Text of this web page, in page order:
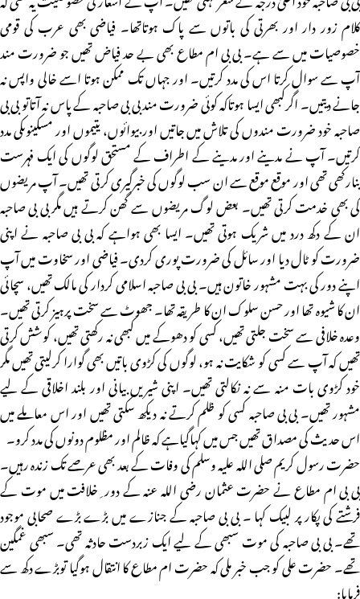
کلام زور دار اور بھرتی کی باتوں سے پاک ہوتاتھا۔ فیاضی بھی عرب کی قومی
خصوصیات میں سے ہے۔ بی بی ام مطاع بھی بے حد فیاض تھیں جو ضرورت مند
آپ سے سوال کرتا اس کی مدد کرتیں۔ اور جہاں تک ممکن ہوتا اسے خالی واپس نہ
جانے دیتیں۔ اگرکبھی ایسا ہوتاکہ کوئی ضرورت مند بی بی صاحبہ کے پاس نہ آتاتو بی بی
صاحبہ خود ضرورت مندوں کی تلاش میں جاتیں اور بیوائوں، یتیموں اور مسکینوںکی مدد
کرتیں۔ آپ نے مدینے اور مدینے کے اطراف کے مستحق لوگوں کی ایک فہرست
بنارکھی تھی اور موقع موقع سے ان سب لوگوں کی خبرگیری کرتی تھیں۔ آپ مریضوں
کی بھی خدمت کرتی تھیں۔ بعض لوگ مریضوں سے گھن کرتے ہیں مگر بی بی صاحبہ
ان کے دکھ درد میں شریک ہوتی تھیں۔ ایسا بھی ہواہے کہ بی بی صاحبہ نے اپنی
ضرورت کو ٹال دیا اور سائل کی ضرورت پوری کردی۔ فیاضی اور سخاوت میں آپ
اپنے دور کی بہت مشہور خاتون ہیں۔ بی بی صاحبہ اسلامی کردار کی مالک تھیں، سچائی
ان کا شیوہ تھا اور حسن سلوک ان کا طریقہ تھا۔ جھوٹ سے سخت پرہیز کرتی تھیں۔
وعدہ خلافی سے سخت جلتی تھیں، کسی کو دھوکے میں کبھی نہ رکھتی تھیں، کوشش کرتی
تھیں کہ آپ سے کسی کو شکایت نہ ہو، لوگوں کی کڑوی باتیں بھی گوارا کرلیتی تھیں مگر
خود کڑوی بات منہ سے نہ نکالتی تھیں۔ اپنی شیریں بیانی اور بلند اخلاقی کے لیے
مشہور تھیں۔ بی بی صاحبہ کسی کو ظلم کرتے نہ دیکھ سکتی تھیں اور اس معاملے میں
اس حدیث کی مصداق تھیں جس میں کہاگیاہے کہ ظالم اور مظلوم دونوں کی مدد کرو۔
حضرت رسول کریم صلی اللہ علیہ وسلم کی وفات کے بعد بھی عرصے تک زندہ رہیں۔
بی بی ام مطاع نے حضرت عثمان رضی اللہ عنہ کے دور ِ خلافت میں موت کے
فرشتے کی پکار پر لبیک کہا ۔ بی بی صاحبہ کے جنازے میں بڑے بڑے صحابی موجود
تھے۔ بی بی صاحبہ کی موت سبھی کے لیے ایک زبردست حادثہ تھی۔ سبھی غمگین
تھے۔ حضرت علی کو جب خبر ملی کہ حضرت ام مطاع کا انتقال ہوگیا توبڑے دکھ سے
فرمایا: